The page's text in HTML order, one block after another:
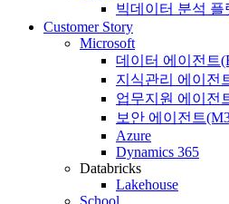
빅데이터 분석
Customer Story
Microsoft
데이터 에이전트
지식관리 에이전
업무지원 에이전
보안 에이전트
Azure
Dynamics 365
Databricks
Lakehouse
School